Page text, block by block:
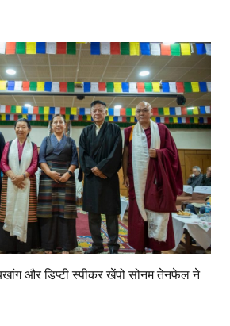
और डिप्टी स्पीकर खेंपो सोनम तेनफेल ने